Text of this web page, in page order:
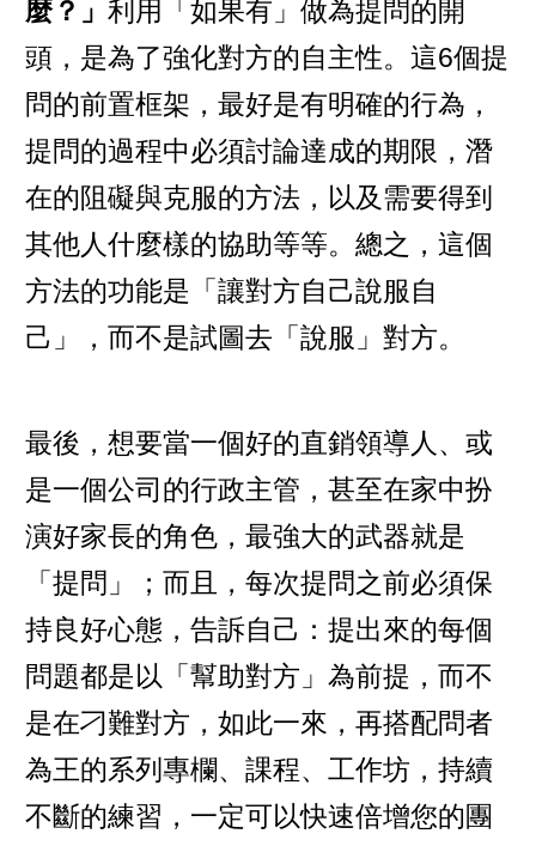
麼？」 利用「如果有」做為提問的開
頭，是為了強化對方的自主性。這6個提
問的前置框架，最好是有明確的行為，
提問的過程中必須討論達成的期限，潛
在的阻礙與克服的方法，以及需要得到
其他人什麼樣的協助等等。總之，這個
方法的功能是「讓對方自己說服自
己」，而不是試圖去「說服」對方。
最後，想要當一個好的直銷領導人、或
是一個公司的行政主管，甚至在家中扮
演好家長的角色，最強大的武器就是
「提問」；而且，每次提問之前必須保
持良好心態，告訴自己：提出來的每個
問題都是以「幫助對方」為前提，而不
是在刁難對方，如此一來，再搭配問者
為王的系列專欄、課程、工作坊，持續
不斷的練習，一定可以快速倍增您的團